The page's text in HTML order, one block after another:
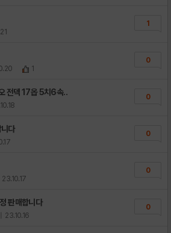
1
1
0
전덱 17옵 5치6속.. 0
다 0
| 23.10.17
0
판매합니다
| 23.10.16
0